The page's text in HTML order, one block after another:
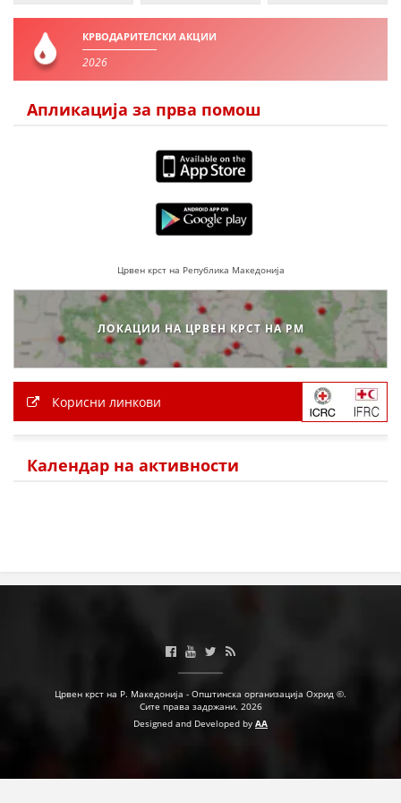
КРВОДАРИТЕЛСКИ АКЦИИ
2026
Апликација за прва помош
Црвен крст на Република Македонија
ЛОКАЦИИ НА ЦРВЕН КРСТ НА РМ
Корисни линкови
Календар на активности
Црвен крст на Р. Македонија - Општинска организација Охрид ©.
Сите права задржани. 2026
Designed and Developed by AA